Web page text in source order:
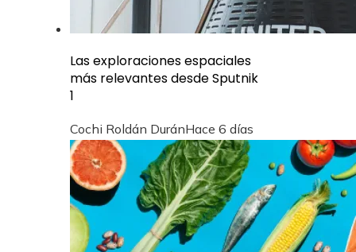
Las exploraciones espaciales
más relevantes desde Sputnik
1
Cochi Roldán DuránHace 6 días